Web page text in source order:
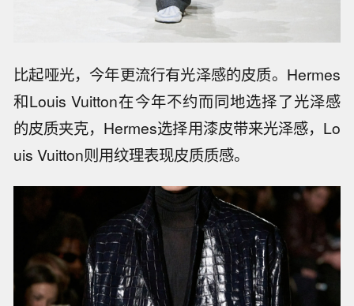
比起哑光，今年更流行有光泽感的皮质。Hermes
和Louis Vuitton在今年不约而同地选择了光泽感
的皮质夹克，Hermes选择用漆皮带来光泽感，Lo
uis Vuitton则用纹理表现皮质质感。